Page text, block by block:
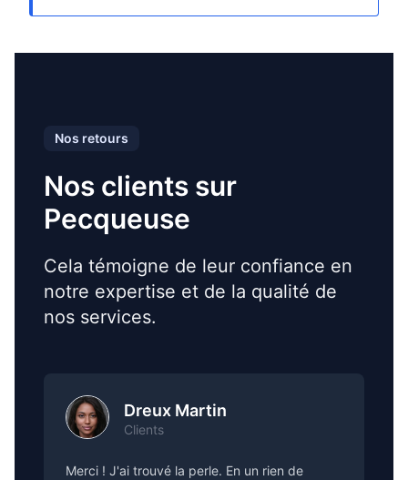
Nos retours
Nos clients sur
Pecqueuse
Cela témoigne de leur confiance en
notre expertise et de la qualité de
nos services.
Dreux Martin
Clients
Merci ! J'ai trouvé la perle. En un rien de